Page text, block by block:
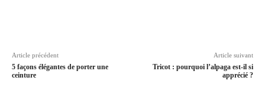
Article précédent
5 façons élégantes de porter une
ceinture
Article suivant
Tricot : pourquoi l’alpaga est-il si
apprécié ?